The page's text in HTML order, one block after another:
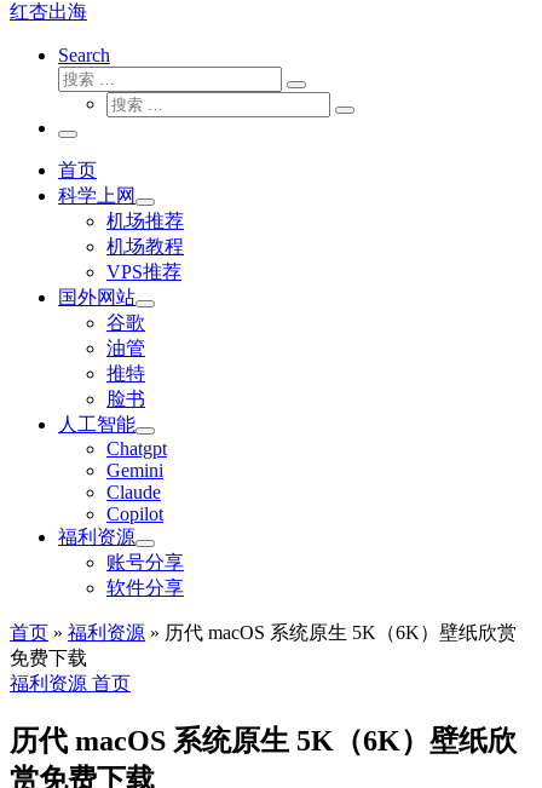
红杏出海
Search
搜
搜
索
搜
搜
主
菜
单
首页
科学上网
机场推荐
机场教程
VPS推荐
国外网站
谷歌
油管
推特
脸书
人工智能
Chatgpt
‎Gemini
Claude
Copilot
福利资源
账号分享
软件分享
首页 » 福利资源 » 历代 macOS 系统原生 5K（6K）壁纸欣赏
免费下载
福利资源 首页
历代 macOS 系统原生 5K（6K）壁纸欣
赏免费下载